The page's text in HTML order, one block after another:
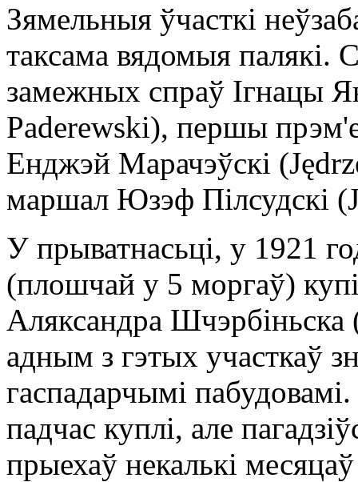
Зямельныя ўчасткі
таксама вядомыя палякі.
замежных спраў Ігнацы
Paderewski), першы
Енджэй Марачэўскі
маршал Юзэф Пілсудскі
У прыватнасьці, у 1921
(плошчай у 5 моргаў)
Аляксандра
адным з гэтых участкаў
гаспадарчымі
падчас куплі, але
прыехаў некалькі